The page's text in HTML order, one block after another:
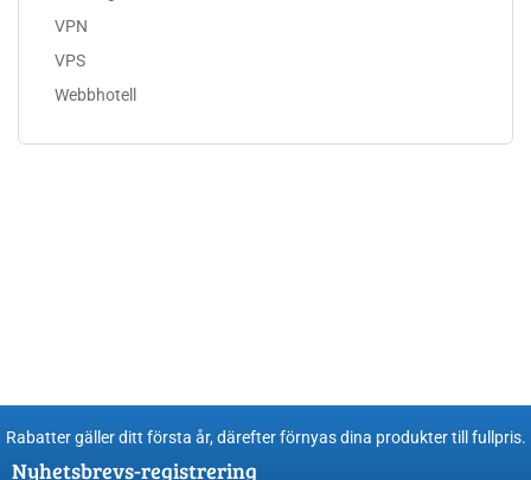
VPN
VPS
Webbhotell
Rabatter gäller ditt första år, därefter förnyas dina produkter till fullpris​.
Nyhetsbrevs-registrering